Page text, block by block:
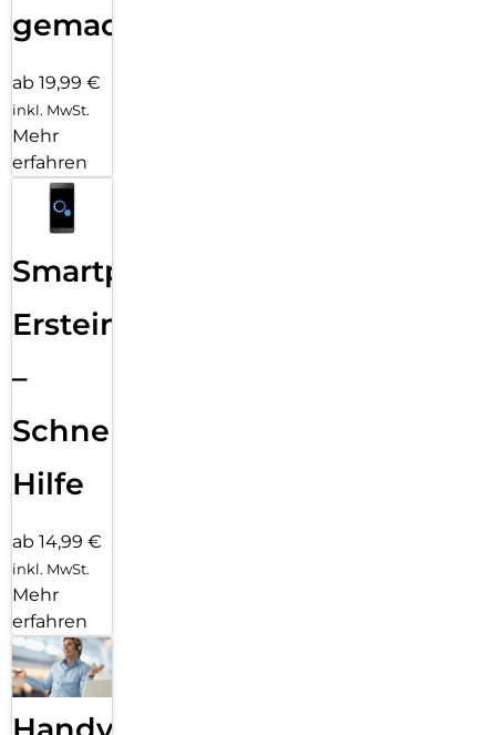
gemacht!
ab 19,99 €
inkl. MwSt.
Mehr
erfahren
Smartphone
Ersteinrichtung
–
Schnelle
Hilfe
ab 14,99 €
inkl. MwSt.
Mehr
erfahren